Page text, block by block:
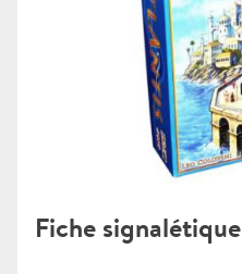
Fiche signalétique